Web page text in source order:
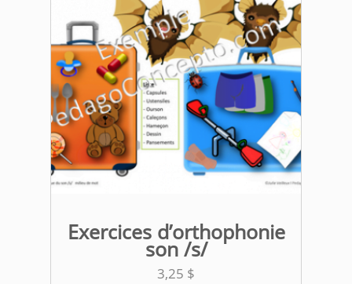
Exercices d’orthophonie
son /s/
3,25 $